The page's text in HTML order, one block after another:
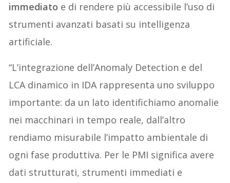
immediato e di rendere più accessibile l’uso di
strumenti avanzati basati su intelligenza
artificiale.
“L’integrazione dell’Anomaly Detection e del
LCA dinamico in IDA rappresenta uno sviluppo
importante: da un lato identifichiamo anomalie
nei macchinari in tempo reale, dall’altro
rendiamo misurabile l’impatto ambientale di
ogni fase produttiva. Per le PMI significa avere
dati strutturati, strumenti immediati e